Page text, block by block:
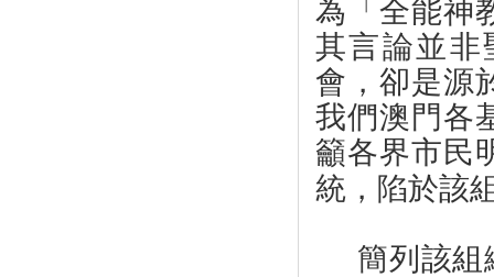
為「全能神
其言論並非
會，卻是源
我們澳門各
籲各界市民
統，陷於該
簡列該組